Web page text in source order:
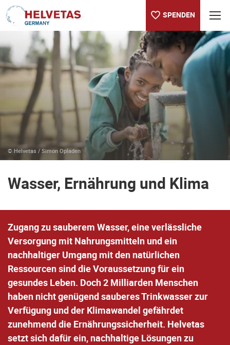
SPENDEN
Inhaltsverzeichnis
Wasser, Ernährung und Klima
Wasser-Patenschaft
© Helvetas / Simon Opladen
Wasser, Ernährung und Klima
Zugang zu sauberem Wasser, eine verlässliche
Versorgung mit Nahrungsmitteln und ein
nachhaltiger Umgang mit den natürlichen
Ressourcen sind die Voraussetzung für ein
gesundes Leben. Doch 2 Milliarden Menschen
haben nicht genügend sauberes Trinkwasser zur
Verfügung und der Klimawandel gefährdet
zunehmend die Ernährungssicherheit. Helvetas
setzt sich dafür ein, nachhaltige Lösungen zu